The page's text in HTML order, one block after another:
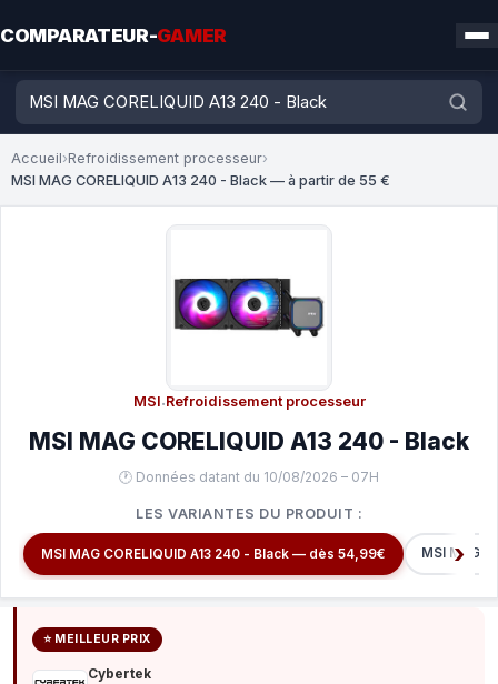
COMPARATEUR-GAMER
Accueil›Refroidissement processeur›
MSI MAG CORELIQUID A13 240 - Black — à partir de 55 €
MSI·Refroidissement processeur
MSI MAG CORELIQUID A13 240 - Black
🕐 Données datant du 10/08/2026 – 07H
LES VARIANTES DU PRODUIT :
MSI MAG CORELIQUID A13 240 - Black — dès 54,99€ MSI MAG
⭐ MEILLEUR PRIX
Cybertek